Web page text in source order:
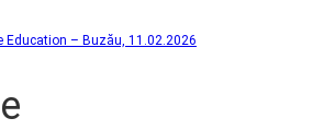
Education – Buzău, 11.02.2026